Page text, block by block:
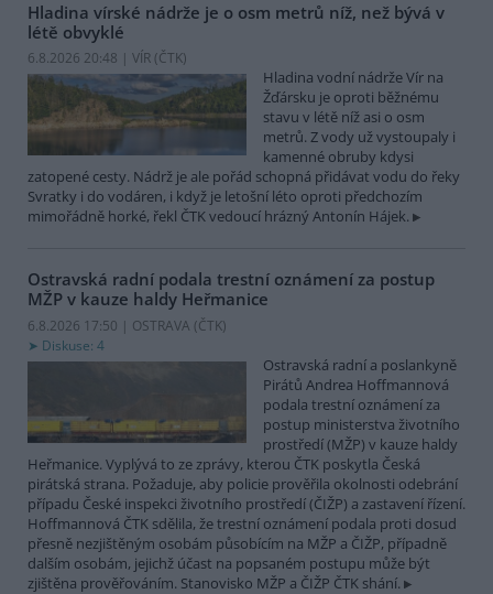
Hladina vírské nádrže je o osm metrů níž, než bývá v
létě obvyklé
6.8.2026 20:48 | VÍR (ČTK)
Hladina vodní nádrže Vír na
Žďársku je oproti běžnému
stavu v létě níž asi o osm
metrů. Z vody už vystoupaly i
kamenné obruby kdysi
zatopené cesty. Nádrž je ale pořád schopná přidávat vodu do řeky
Svratky i do vodáren, i když je letošní léto oproti předchozím
mimořádně horké, řekl ČTK vedoucí hrázný Antonín Hájek.
Ostravská radní podala trestní oznámení za postup
MŽP v kauze haldy Heřmanice
6.8.2026 17:50 | OSTRAVA (ČTK)
Diskuse: 4
Ostravská radní a poslankyně
Pirátů Andrea Hoffmannová
podala trestní oznámení za
postup ministerstva životního
prostředí (MŽP) v kauze haldy
Heřmanice. Vyplývá to ze zprávy, kterou ČTK poskytla Česká
pirátská strana. Požaduje, aby policie prověřila okolnosti odebrání
případu České inspekci životního prostředí (ČIŽP) a zastavení řízení.
Hoffmannová ČTK sdělila, že trestní oznámení podala proti dosud
přesně nezjištěným osobám působícím na MŽP a ČIŽP, případně
dalším osobám, jejichž účast na popsaném postupu může být
zjištěna prověřováním. Stanovisko MŽP a ČIŽP ČTK shání.